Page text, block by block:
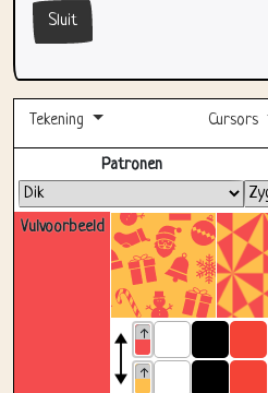
Sluit
Tekening Cursors
Vulvoorbeeld
Patronen